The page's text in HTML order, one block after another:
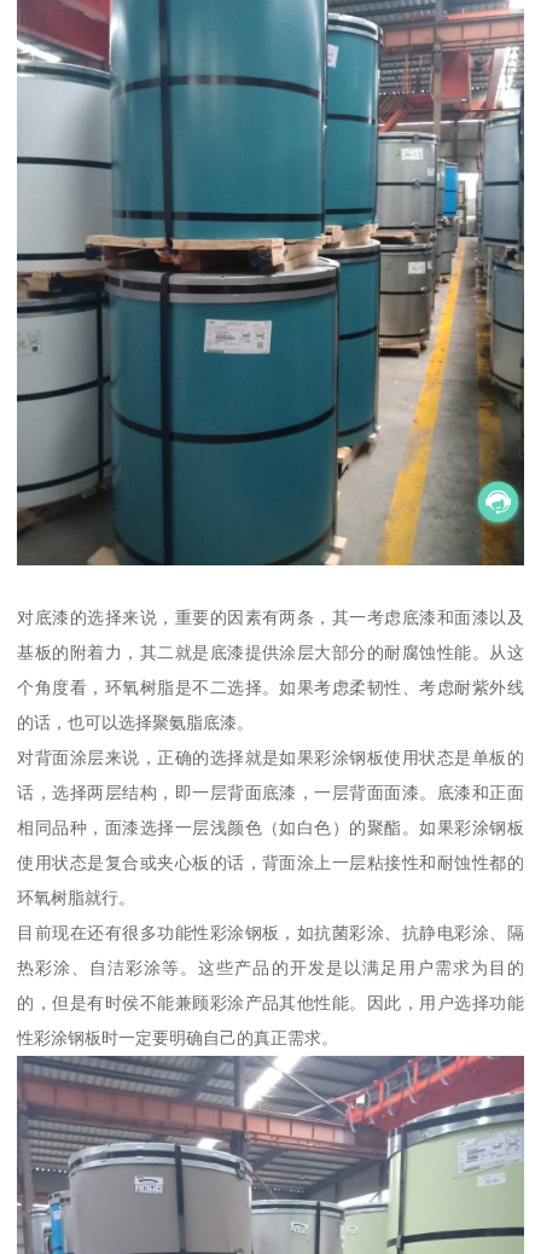
对底漆的选择来说，重要的因素有两条，其一考虑底漆和面漆以及
基板的附着力，其二就是底漆提供涂层大部分的耐腐蚀性能。从这
个角度看，环氧树脂是不二选择。如果考虑柔韧性、考虑耐紫外线
的话，也可以选择聚氨脂底漆。
对背面涂层来说，正确的选择就是如果彩涂钢板使用状态是单板的
话，选择两层结构，即一层背面底漆，一层背面面漆。底漆和正面
相同品种，面漆选择一层浅颜色（如白色）的聚酯。如果彩涂钢板
使用状态是复合或夹心板的话，背面涂上一层粘接性和耐蚀性都的
环氧树脂就行。
目前现在还有很多功能性彩涂钢板，如抗菌彩涂、抗静电彩涂、隔
热彩涂、自洁彩涂等。这些产品的开发是以满足用户需求为目的
的，但是有时侯不能兼顾彩涂产品其他性能。因此，用户选择功能
性彩涂钢板时一定要明确自己的真正需求。